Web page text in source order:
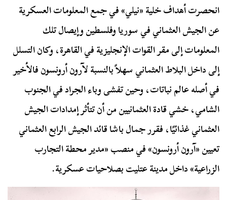
انحصرت أهداف خلية «نيلي» في جمع المعلومات العسكرية
عن الجيش العثماني في سوريا وفلسطين وإيصال تلك
المعلومات إلى مقر القوات الإنجليزية في القاهرة، وكان التسلل
إلى داخل البلاط العثماني سهلاً بالنسبة لآرون أرونسون فالأخير
في أصله عالم نباتات، وحين تفشى وباء الجراد في الجنوب
الشامي، خشي قادة العثمانيين من أن تتأثر إمدادات الجيش
العثماني غذائيًا، فقرر جمال باشا قائد الجيش الرابع العثماني
تعيين «آرون أرونسون» في منصب «مدير محطة التجارب
الزراعية» داخل مدينة عتليت بصلاحيات عسكرية.